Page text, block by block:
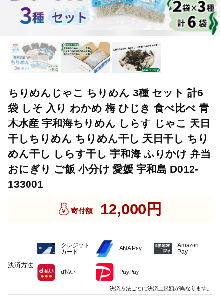
ちりめんじゃこ ちりめん 3種 セット 計6
袋 しそ 入り わかめ 梅 ひじき 食べ比べ 青
木水産 宇和海ちりめん しらす じゃこ 天日
干しちりめん ちりめん干し 天日干し ちり
めん干し しらす干し 宇和海 ふりかけ 弁当
おにぎり ご飯 小分け 愛媛 宇和島 D012-
133001
寄付額 12,000円
決済方法
クレジット
カード
ANA Pay
Amazon
Pay
d払い PayPay
決済方法ごとに決済上限額が異なります。